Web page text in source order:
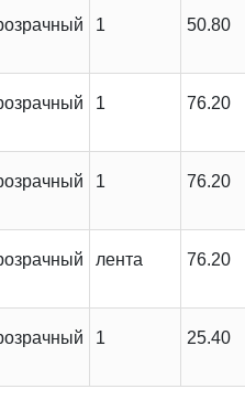
1 50.80
1 76.20
1 76.20
лента 76.20
1 25.40